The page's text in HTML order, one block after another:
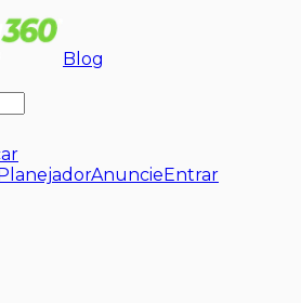
Blog
AnuncieEntrar